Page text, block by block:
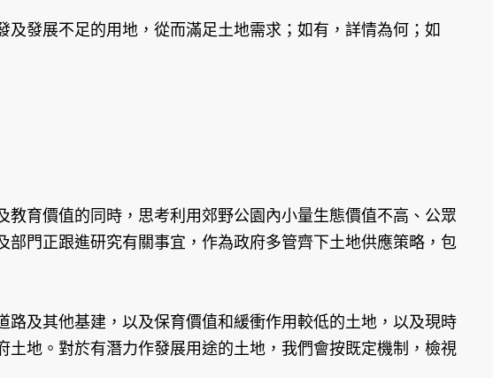
發展不足的用地，從而滿足土地需求；如有，詳情為何；如
育價值的同時，思考利用郊野公園內小量生態價值不高、公眾
門正跟進研究有關事宜，作為政府多管齊下土地供應策略，包
及其他基建，以及保育價值和緩衝作用較低的土地，以及現時
地。對於有潛力作發展用途的土地，我們會按既定機制，檢視